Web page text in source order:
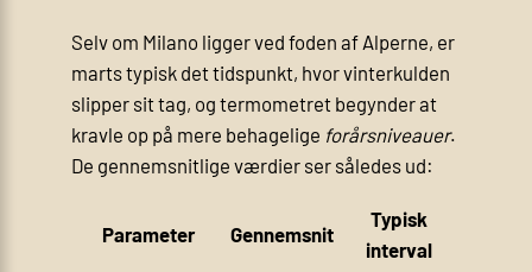
Selv om Milano ligger ved foden af Alperne, er
marts typisk det tidspunkt, hvor vinterkulden
slipper sit tag, og termometret begynder at
kravle op på mere behagelige forårs­niveauer.
De gennemsnitlige værdier ser således ud:
Parameter Gennemsnit
Typisk
interval